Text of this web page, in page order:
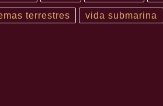
terrestres vida submarina